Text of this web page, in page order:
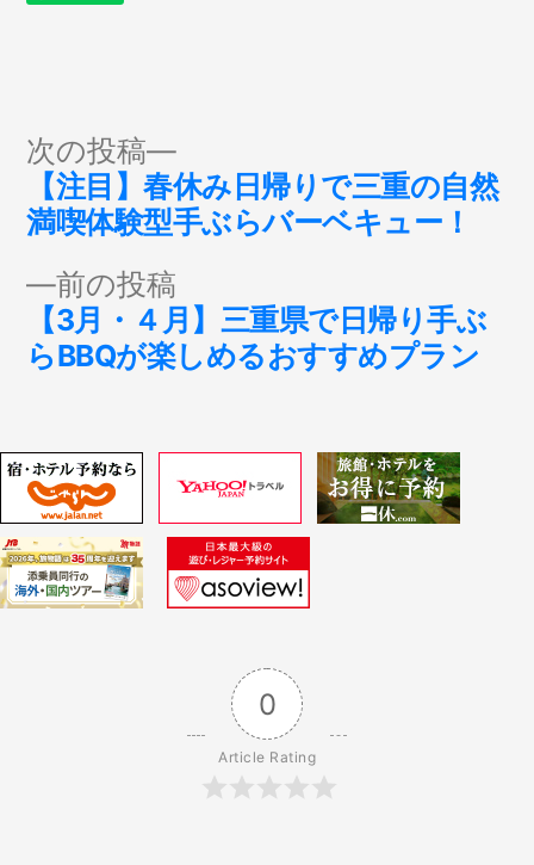
投
稿
ナ
ビ
ー
シ
ョ
前の投稿
の
投
【3月・４月】三重県で日帰り手ぶ
らBBQが楽しめるおすすめプラン
次の投稿
次
の
投
【注目】春休み日帰りで三重の自然
満喫体験型手ぶらバーベキュー！
0
Article Rating